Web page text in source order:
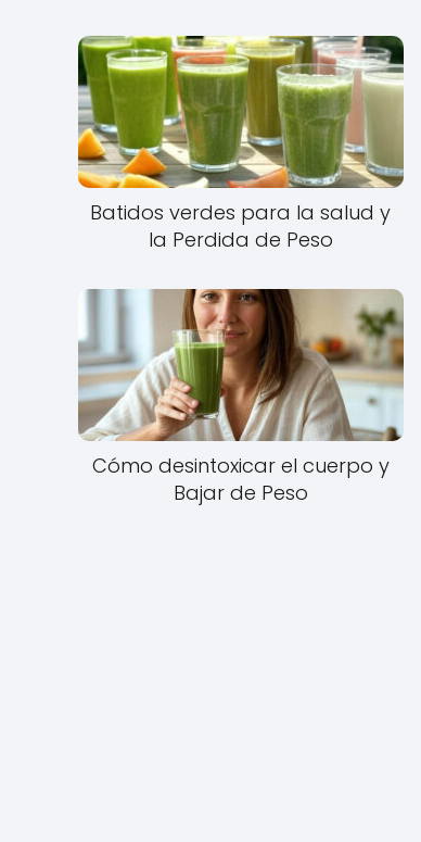
Batidos verdes para la salud y
la Perdida de Peso
Cómo desintoxicar el cuerpo y
Bajar de Peso